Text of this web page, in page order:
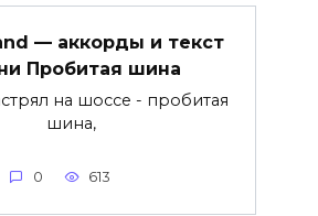
— аккорды и текст
Пробитая шина
на шоссе - пробитая
шина,
0 613